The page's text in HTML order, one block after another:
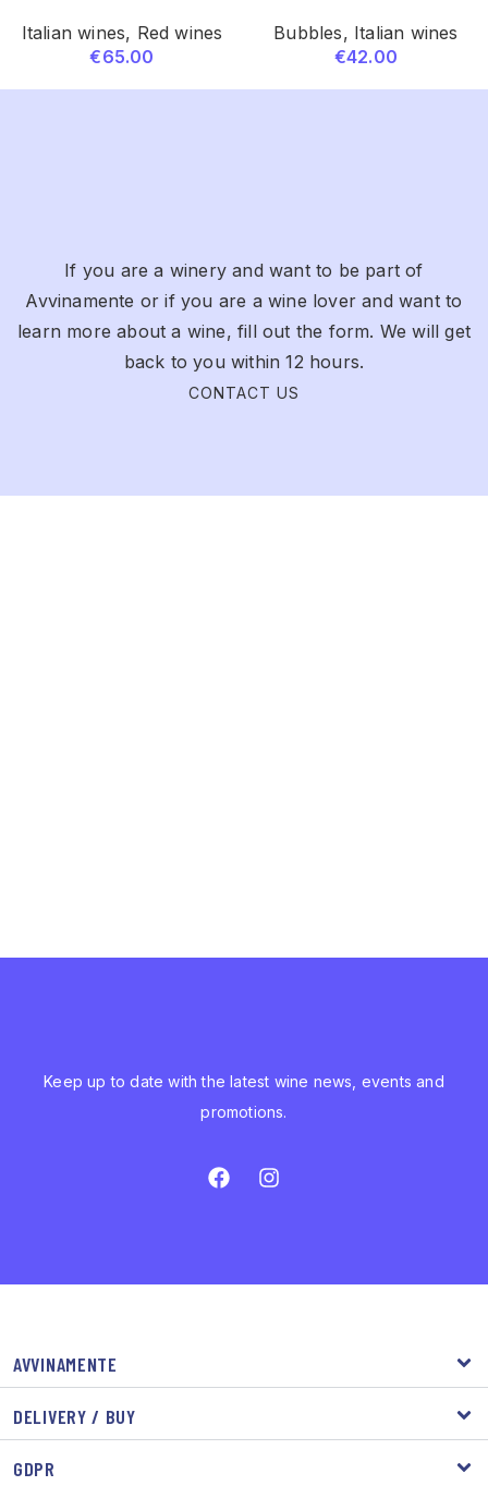
Italian wines, Red wines
€65.00
Bubbles, Italian wines
€42.00
If you are a winery and want to be part of
Avvinamente or if you are a wine lover and want to
learn more about a wine, fill out the form. We will get
back to you within 12 hours.
CONTACT US
Keep up to date with the latest wine news, events and
promotions.
AVVINAMENTE
DELIVERY / BUY
GDPR